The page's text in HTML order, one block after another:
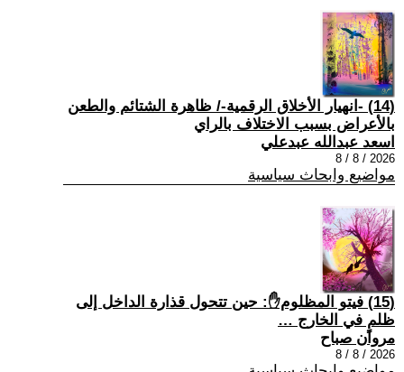
(14) -انهيار الأخلاق الرقمية-/ ظاهرة الشتائم والطعن
بالأعراض بسبب الاختلاف بالراي
اسعد عبدالله عبدعلي
2026 / 8 / 8
مواضيع وابحاث سياسية
(15) فيتو المظلوم✋: حين تتحول قذارة الداخل إلى
ظلمٍ في الخارج …
مروان صباح
2026 / 8 / 8